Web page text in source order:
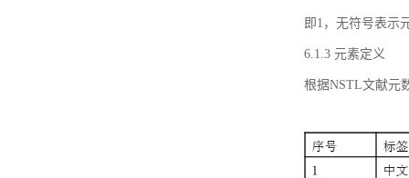
即1，无符号表示
6.1.3 元素定义
根据NSTL文献元